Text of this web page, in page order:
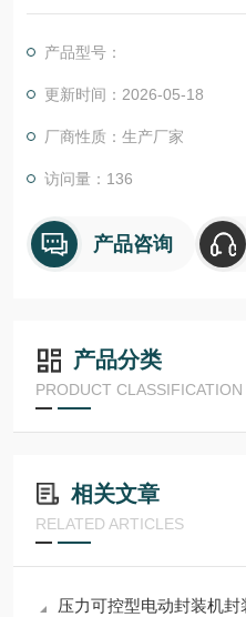
产品型号：
更新时间：2026-05-18
厂商性质：生产厂家
访问量：136
产品咨询
产品分类
PRODUCT CLASSIFICATION
相关文章
RELATED ARTICLES
压力可控型电动封装机封